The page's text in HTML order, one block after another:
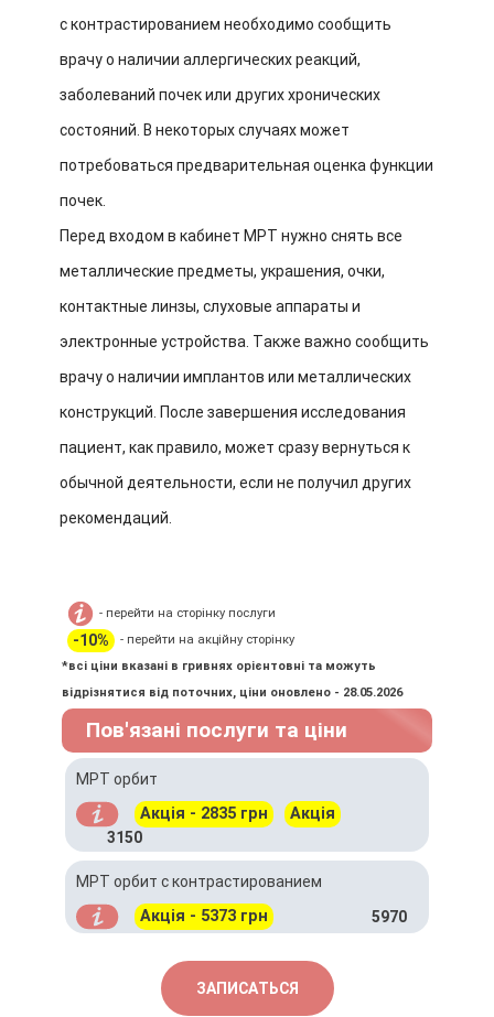
с контрастированием необходимо сообщить
врачу о наличии аллергических реакций,
заболеваний почек или других хронических
состояний. В некоторых случаях может
потребоваться предварительная оценка функции
почек.
Перед входом в кабинет МРТ нужно снять все
металлические предметы, украшения, очки,
контактные линзы, слуховые аппараты и
электронные устройства. Также важно сообщить
врачу о наличии имплантов или металлических
конструкций. После завершения исследования
пациент, как правило, может сразу вернуться к
обычной деятельности, если не получил других
рекомендаций.
- перейти на сторінку послуги
-10%
- перейти на акційну сторінку
*всі ціни вказані в гривнях орієнтовні та можуть
відрізнятися від поточних, ціни оновлено - 28.05.2026
Пов'язані послуги та ціни
МРТ орбит
Акція - 2835 грн Акція
3150
МРТ орбит с контрастированием
Акція - 5373 грн 5970
ЗАПИСАТЬСЯ